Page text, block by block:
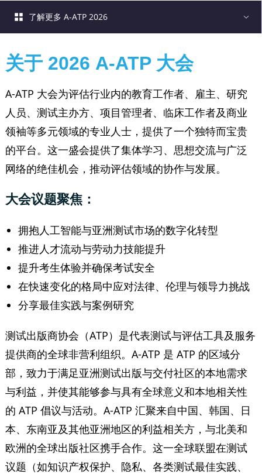
关于 2026 A-ATP 大会
A-ATP 大会为评估行业内的教育工作者、雇主、研究
人员、测试主办方、项目管理者、临床工作者及商业
领袖等多元领域的专业人士，提供了一个独特而宝贵
的平台。这一盛会提供了集体学习、思想交流与广泛
网络的绝佳机会，推动评估领域的协作与发展。
大会议题聚焦：
拥抱人工智能与亚洲测试市场的数字化转型
推进人才流动与劳动力技能提升
提升考生体验并确保考试安全
在快速变化的格局中应对法律、伦理与领导力挑战
分享最佳实践与案例研究
测试出版商协会（ATP）是代表测试与评估工具及服务
提供商的全球非营利组织。A-ATP 是 ATP 的区域分
部，致力于满足亚洲测试出版与交付社区的本地需求
与利益，并使其能够参与具有全球意义和本地相关性
的 ATP 倡议与活动。A-ATP 汇聚来自中国、韩国、日
本、东南亚及其他亚洲地区的利益相关方，与北美和
欧洲的全球出版社区携手合作。这一全球联盟在测试
议题（如知识产权保护、隐私、各类测试最佳实践、
了解更多 A-ATP 2026